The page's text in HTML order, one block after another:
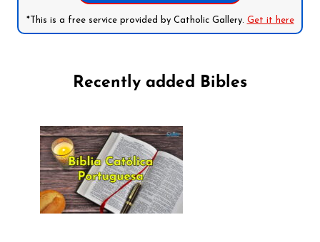
*This is a free service provided by Catholic Gallery. Get it here
Recently added Bibles